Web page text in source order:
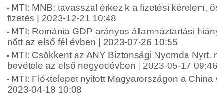
MTI: MNB: tavasszal érkezik a fizetési kérelem,
fizetés | 2023-12-21 10:48
MTI: Románia GDP-arányos államháztartási
nőtt az első fél évben | 2023-07-26 10:55
MTI: Csökkent az ANY Biztonsági Nyomda Nyrt.
bevétele az első negyedévben | 2023-05-17 09:46
MTI: Fióktelepet nyitott Magyarországon a China
2023-04-18 10:08